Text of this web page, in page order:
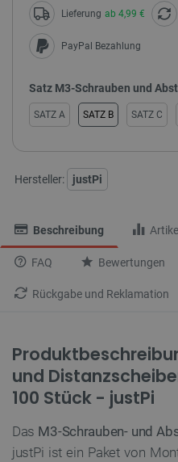
Lieferung ab 4,99 €
PayPal Bezahlung
Satz M3-Schrauben und
SATZ A SATZ B SATZ C
Hersteller: justPi
Beschreibung
FAQ Bewertungen
Rückgabe und Reklamation
und
100 Stück - justPi
Das M3-Schrauben- und
justPi ist ein Paket von